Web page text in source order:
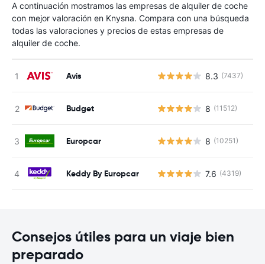
A continuación mostramos las empresas de alquiler de coche
con mejor valoración en Knysna. Compara con una búsqueda
todas las valoraciones y precios de estas empresas de
alquiler de coche.
Avis 8.3 (7437)
Budget 8 (11512)
Europcar 8 (10251)
Keddy By Europcar 7.6 (4319)
Consejos útiles para un viaje bien
preparado